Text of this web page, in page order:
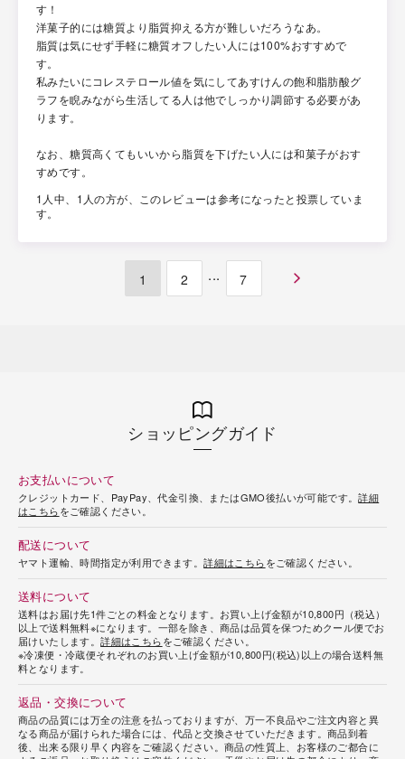
す！
洋菓子的には糖質より脂質抑える方が難しいだろうなあ。
脂質は気にせず手軽に糖質オフしたい人には100%おすすめで
す。
私みたいにコレステロール値を気にしてあすけんの飽和脂肪酸グ
ラフを睨みながら生活してる人は他でしっかり調節する必要があ
ります。
なお、糖質高くてもいいから脂質を下げたい人には和菓子がおす
すめです。
1人中、1人の方が、このレビューは参考になったと投票していま
す。
1 2 ... 7
ショッピングガイド
お支払いについて
クレジットカード、PayPay、代金引換、またはGMO後払いが可能です。詳細
はこちらをご確認ください。
配送について
ヤマト運輸、時間指定が利用できます。詳細はこちらをご確認ください。
送料について
送料はお届け先1件ごとの料金となります。お買い上げ金額が10,800円（税込）
以上で送料無料※になります。一部を除き、商品は品質を保つためクール便でお
届けいたします。詳細はこちらをご確認ください。
※冷凍便・冷蔵便それぞれのお買い上げ金額が10,800円(税込)以上の場合送料無
料となります。
返品・交換について
商品の品質には万全の注意を払っておりますが、万一不良品やご注文内容と異
なる商品が届けられた場合には、代品と交換させていただきます。商品到着
後、出来る限り早く内容をご確認ください。商品の性質上、お客様のご都合に